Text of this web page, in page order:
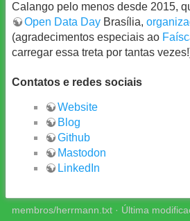
Calango pelo menos desde 2015,
Open Data Day Brasília,
(agradecimentos especiais ao
carregar essa treta por tantas
Contatos e redes sociais
Website
Blog
Github
Mastodon
LinkedIn
membros/herrmann.txt · Última